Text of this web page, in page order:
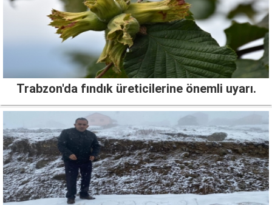
Trabzon'da fındık üreticilerine önemli uyarı.